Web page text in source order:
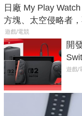
日廠 My Play
方塊、太空侵略者
遊戲/電競
開
戲
遊戲/